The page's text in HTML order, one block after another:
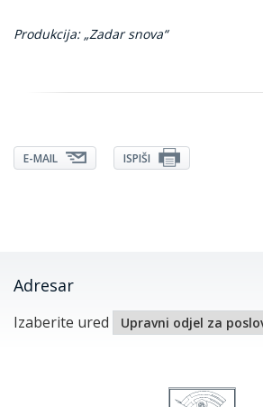
Produkcija: „Zadar snova“
E-MAIL ISPIŠI
Adresar
Izaberite ured